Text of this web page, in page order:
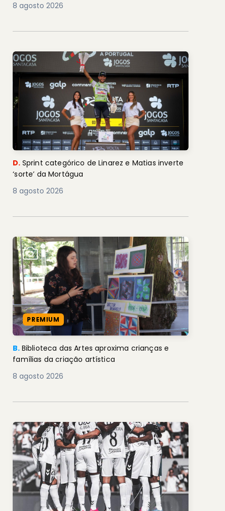
8 agosto 2026
D. Sprint categórico de Linarez e Matias inverte
‘sorte’ da Mortágua
8 agosto 2026
PREMIUM
B. Biblioteca das Artes aproxima crianças e
famílias da criação artística
8 agosto 2026